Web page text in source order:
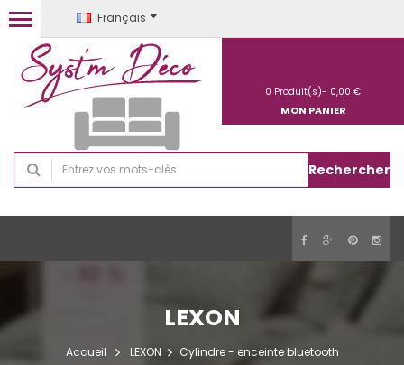
Français
Rechercher
0 Produit(s)- 0,00 €
MON PANIER
LEXON
Accueil LEXON Cylindre - enceinte bluetooth